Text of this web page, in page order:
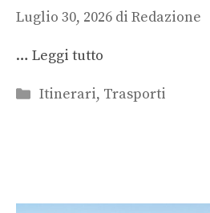
Luglio 30, 2026 di Redazione
… Leggi tutto
Categorie
Itinerari, Trasporti